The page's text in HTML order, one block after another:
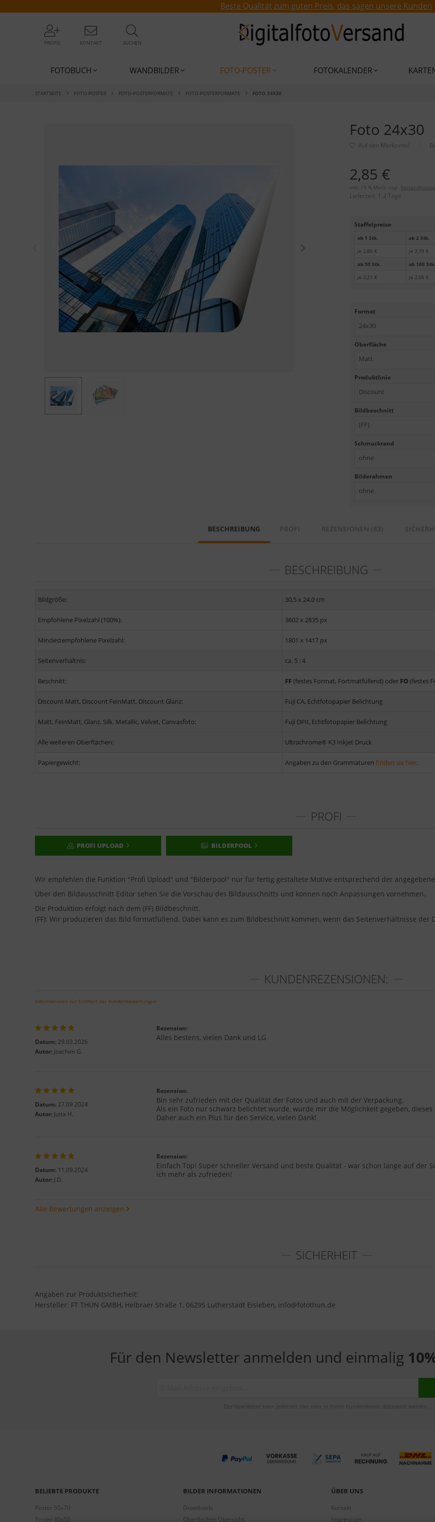
Beste Qualität zum guten Preis, das sagen unsere Kunden
PROFIS KONTAKT SUCHEN
FOTOBUCH WANDBILDER FOTO-POSTER FOTOKALENDER
STARTSEITE FOTO-POSTER FOTO-POSTERFORMATE FOTO-POSTERFORMATE FOTO 24X30
Foto 24x30
2,85 €
inkl. 19 % MwSt. zzgl. Versandkosten
Lieferzeit: 1-2 Tage
Staffelpreise
ab 1 Stk.
je 2,85 €
ab 2 Stk.
je 2,79 €
ab 50 Stk.
je 2,21 €
ab 100
je 2,05 €
Format
24x30
Oberfläche
Matt
Produktlinie
Discount
Bildbeschnitt
(FF)
Schmuckrand
ohne
Bilderahmen
ohne
BESCHREIBUNG
BESCHREIBUNG
Bildgröße: 30,5 x 24,0 cm
Empfohlene Pixelzahl (100%): 3602 x 2835 px
Mindestempfohlene Pixelzahl: 1801 x 1417 px
Seitenverhältnis: ca. 5 : 4
Beschnitt: FF(festes Format, Fortmatfüllend) oder FO(festes
Discount Matt, Discount FeinMatt, Discount Glanz: Fuji CA, Echtfotopapier Belichtung
Matt, FeinMatt, Glanz, Silk, Metallic, Velvet, Canvasfoto: Fuji DPII, Echtfotopapier Belichtung
Alle weiteren Oberflächen: Ultrachrome® K3 Inkjet Druck
Papiergewicht: Angaben zu den Grammaturen finden sie hier.
PROFI
PROFI UPLOAD BILDERPOOL
Wir empfehlen die Funktion "Profi Upload" und "Bilderpool" nur für fertig gestaltete Motive entsprechend der
Über den Bildausschnitt Editor sehen Sie die Vorschau des Bildausschnitts und können noch Anpassungen vornehmen.
Die Produktion erfolgt nach dem (FF) Bildbeschnitt.
(FF): Wir produzieren das Bild formatfüllend. Dabei kann es zum Bildbeschnitt kommen, wenn das Seitenverhältnisse
KUNDENREZENSIONEN:
Informationen zur Echtheit der Kundenbewertungen
Datum: 29.03.2026
Autor: Joachim G.
Rezension:
Alles bestens, vielen Dank und LG
Datum: 27.09.2024
Autor: Jutta H.
Rezension:
Bin sehr zufrieden mit der Qualität der Fotos und auch mit der Verpackung.
Als ein Foto nur schwarz belichtet wurde, wurde mir die Möglichkeit gegeben,
Daher auch ein Plus für den Service, vielen Dank!
Datum: 11.09.2024
Autor: J.D.
Rezension:
Einfach Top! Super schneller Versand und beste Qualität - war schon lange auf der
ich mehr als zufrieden!
Alle Bewertungen anzeigen
SICHERHEIT
Angaben zur Produktsicherheit:
Hersteller: FT THUN GMBH, Helbraer Straße 1, 06295 Lutherstadt Eisleben, info@fotothun.de
Für den Newsletter anmelden und einmalig
Der Newsletter kann jederzeit hier oder in Ihrem Kundenkonto abbestellt werden.
BELIEBTE PRODUKTE
Poster 50x70
Poster 40x50
BILDER INFORMATIONEN
Downloads
Oberflächen Übersicht
ÜBER UNS
Kontakt
Impressum